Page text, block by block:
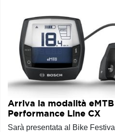
Arriva la modalità
Performance Line CX
Sarà presentata al Bike